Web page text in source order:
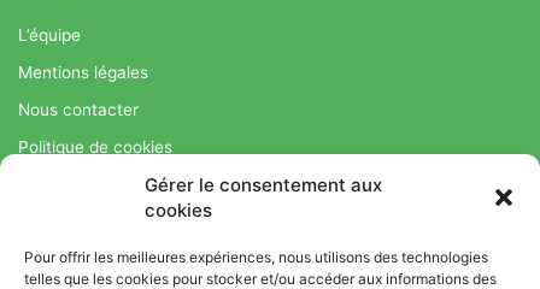
Gérer le consentement aux
cookies
Pour offrir les meilleures expériences, nous utilisons des technologies
telles que les cookies pour stocker et/ou accéder aux informations des
L’équipe
Mentions légales
Nous contacter
Politique de cookies
Régime Savoir Maigrir.fr : La méthode Jean-Michel Cohen pour
une perte de poids durable